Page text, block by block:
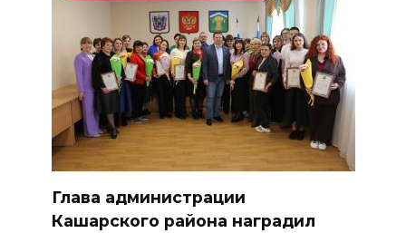
Глава администрации
Кашарского района наградил